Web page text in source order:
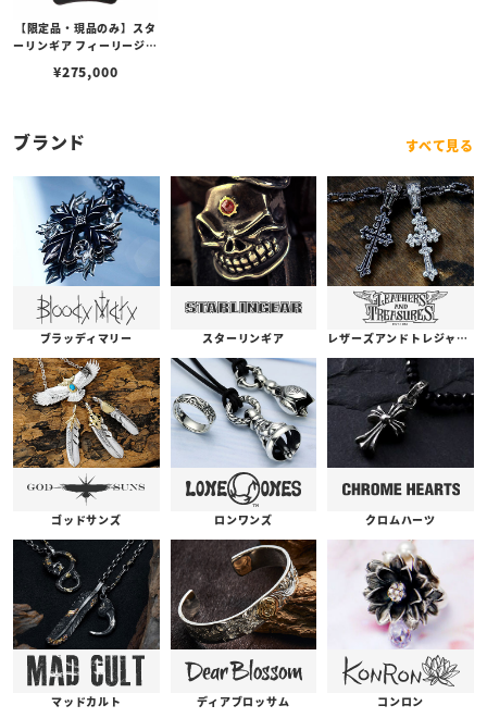
【限定品・現品のみ】スタ
ーリンギア フィーリージェ
ンビルフォールド w/スカ
¥275,000
ブランド すべて見る
ブラッディマリー スターリンギア レザーズアンドトレジャーズ
ゴッドサンズ ロンワンズ クロムハーツ
マッドカルト ディアブロッサム コンロン